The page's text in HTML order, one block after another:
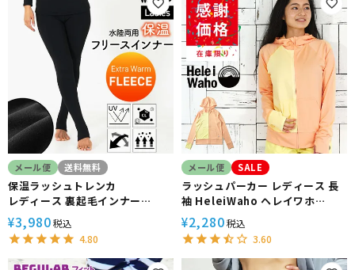
メール便 送料無料
保温ラッシュトレンカ
レディース 裏起毛インナー
HeleiWaho ヘレイワホ 水陸両
用 ウェットスーツ ドライスーツ
インナーパンツ ダイビング サー
フィン 防寒 日本製
¥3,980税込
4.80
メール便 SALE
ラッシュパーカー レディース 長
袖 HeleiWaho ヘレイワホ
UPF50+ UVカット ゆったり 体
型カバー
¥2,280税込
3.60